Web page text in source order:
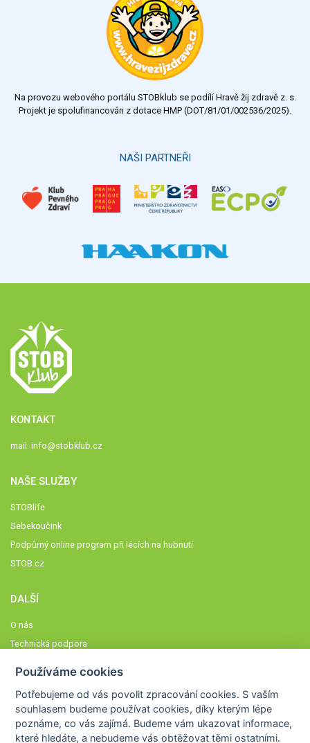
Výsledky Všechny ankety
Na provozu webového portálu STOBklub se podílí Hravě žij zdravě z. s.
Projekt je spolufinancován z dotace HMP (DOT/81/01/002536/2025).
NAŠI PARTNEŘI
KONTAKT
mail: info@stobklub.cz
NAŠE SLUŽBY
STOBlife
Sebekoučink
Podpůrný online program při lécích na hubnutí
STOB.cz
DALŠÍ
O nás
Technická podpora
Členové STOBklubu
Zásady nakládání s osobními údaji
Otestujte se
Používáme cookies
Potřebujeme od vás povolit zpracování cookies. S vaším
souhlasem budeme používat cookies, díky kterým lépe
poznáme,co vás zajímá. Budeme vám ukazovat informace,
které hledáte, a nebudeme vás obtěžovat těmi ostatními.